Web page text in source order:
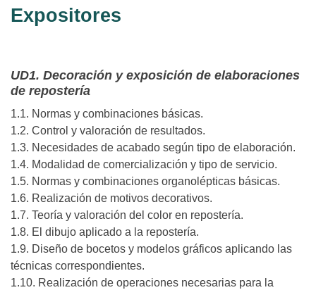
Expositores
UD1. Decoración y exposición de elaboraciones
de repostería
1.1. Normas y combinaciones básicas.
1.2. Control y valoración de resultados.
1.3. Necesidades de acabado según tipo de elaboración.
1.4. Modalidad de comercialización y tipo de servicio.
1.5. Normas y combinaciones organolépticas básicas.
1.6. Realización de motivos decorativos.
1.7. Teoría y valoración del color en repostería.
1.8. El dibujo aplicado a la repostería.
1.9. Diseño de bocetos y modelos gráficos aplicando las
técnicas correspondientes.
1.10. Realización de operaciones necesarias para la